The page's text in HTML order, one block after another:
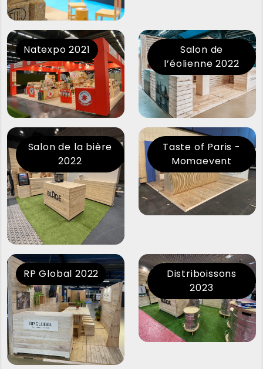
Natexpo 2021
Salon de
l’éolienne 2022
Salon de la bière
2022
Taste of Paris -
Momaevent
RP Global 2022
Distriboissons
2023